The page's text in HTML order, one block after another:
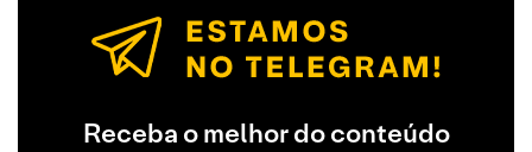
Receba o melhor do conteúdo